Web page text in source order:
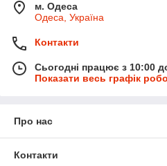
м. Одеса
Одеса, Україна
Контакти
Сьогодні працює з 10:00
Показати весь графік
Про нас
Контакти